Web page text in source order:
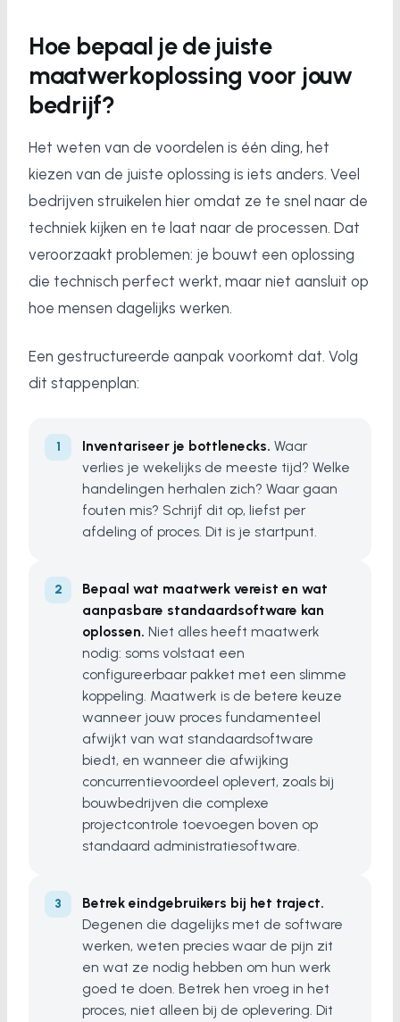
Hoe bepaal je de juiste
maatwerkoplossing voor jouw
bedrijf?
Het weten van de voordelen is één ding, het
kiezen van de juiste oplossing is iets anders. Veel
bedrijven struikelen hier omdat ze te snel naar de
techniek kijken en te laat naar de processen. Dat
veroorzaakt problemen: je bouwt een oplossing
die technisch perfect werkt, maar niet aansluit op
hoe mensen dagelijks werken.
Een gestructureerde aanpak voorkomt dat. Volg
dit stappenplan:
Inventariseer je bottlenecks. Waar
verlies je wekelijks de meeste tijd? Welke
handelingen herhalen zich? Waar gaan
fouten mis? Schrijf dit op, liefst per
afdeling of proces. Dit is je startpunt.
Bepaal wat maatwerk vereist en wat
aanpasbare standaardsoftware kan
oplossen. Niet alles heeft maatwerk
nodig: soms volstaat een
configureerbaar pakket met een slimme
koppeling. Maatwerk is de betere keuze
wanneer jouw proces fundamenteel
afwijkt van wat standaardsoftware
biedt, en wanneer die afwijking
concurrentievoordeel oplevert, zoals bij
bouwbedrijven die complexe
projectcontrole toevoegen boven op
standaard administratiesoftware.
Betrek eindgebruikers bij het traject.
Degenen die dagelijks met de software
werken, weten precies waar de pijn zit
en wat ze nodig hebben om hun werk
goed te doen. Betrek hen vroeg in het
proces, niet alleen bij de oplevering. Dit